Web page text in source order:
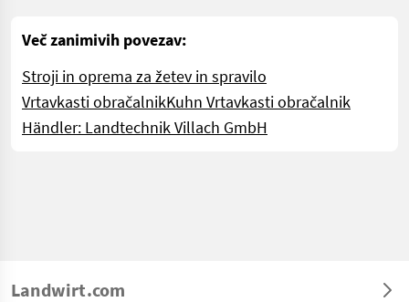
Več zanimivih povezav:
Stroji in oprema za žetev in spravilo
Vrtavkasti obračalnikKuhn Vrtavkasti obračalnik
Händler: Landtechnik Villach GmbH
Landwirt.com